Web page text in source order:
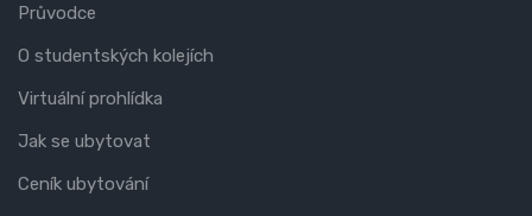
Průvodce
O studentských kolejích
Virtuální prohlídka
Jak se ubytovat
Ceník ubytování